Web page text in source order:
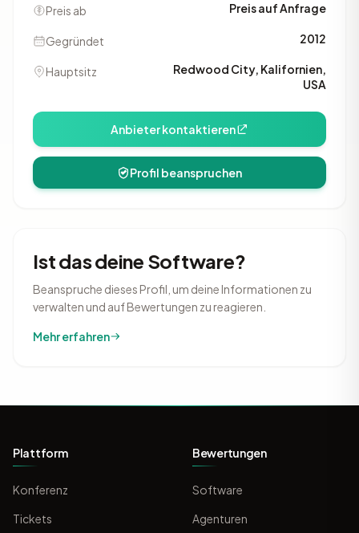
Preis ab Preis auf Anfrage
Gegründet 2012
Hauptsitz
Redwood City, Kalifornien,
USA
Anbieter kontaktieren
Profil beanspruchen
Ist das deine Software?
Beanspruche dieses Profil, um deine Informationen zu
verwalten und auf Bewertungen zu reagieren.
Mehr erfahren
Plattform
Konferenz
Tickets
Bewertungen
Software
Agenturen